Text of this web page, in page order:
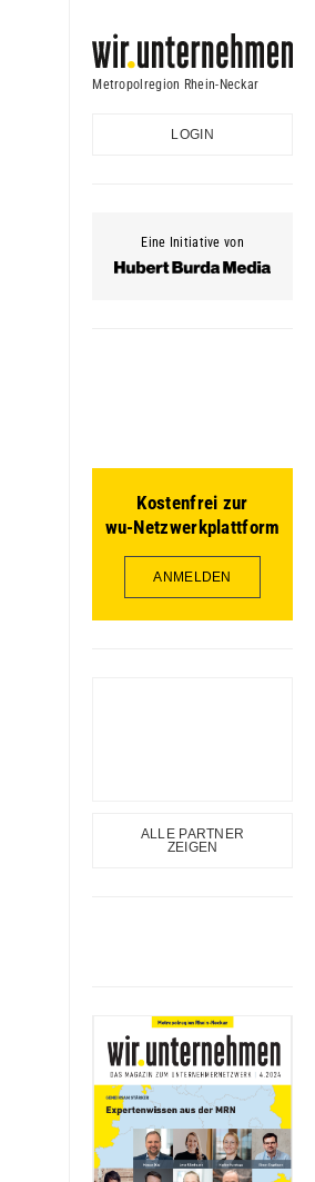
Metropolregion Rhein-Neckar
LOGIN
Eine Initiative von
Kostenfrei zur
wu-Netzwerkplattform
ANMELDEN
ALLE PARTNER
ZEIGEN